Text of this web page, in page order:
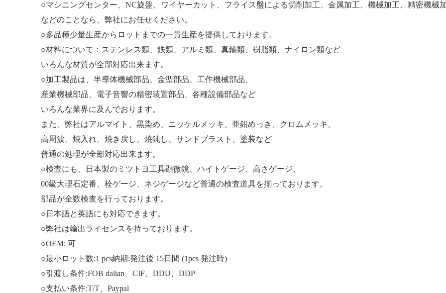
○マシニングセンター、NC旋盤、ワイヤーカット、フライス盤による切削加工、金属加工、機械加工、精密機械
などのことなら、弊社にお任せください。
○多品種少量生産からロットまでの一貫生産を提供しております。
○材料について：ステンレス類、鉄類、アルミ類、真鍮類、樹脂類、ナイロン類など
いろんな材質が全部対応出来ます。
○加工製品は、半導体機械部品、金型部品、工作機械部品、
産業機械部品、電子音響の精密装置部品、各種設備部品など
いろんな業界に及んでおります。
また、弊社はアルマイト、黒染め、ニッケルメッキ、亜鉛めっき、クロムメッキ、
高周波、焼入れ、焼き戻し、焼鈍し、サンドブラスト、塗装など
普通の処理が全部対応出来ます。
○検査にも、日本製のミツトヨ工具顕微鏡、ハイトゲージ、高さゲージ、
00級大理石定番、栓ゲージ、ネジゲージなど普通の検査道具を揃っております。
部品が全数検査を行っております。
○日本語と英語にも対応できます。
○弊社は輸出ライセンスを持っております。
○OEM: 可
○最小ロット数:1 pcs納期:発注後 15日間 (1pcs 発注時)
○引渡し条件:FOB dalian、CIF、DDU、DDP
○支払い条件:T/T、Paypal